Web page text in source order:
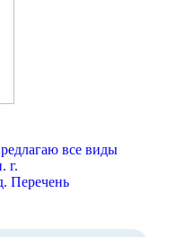
все виды
г.
Перечень